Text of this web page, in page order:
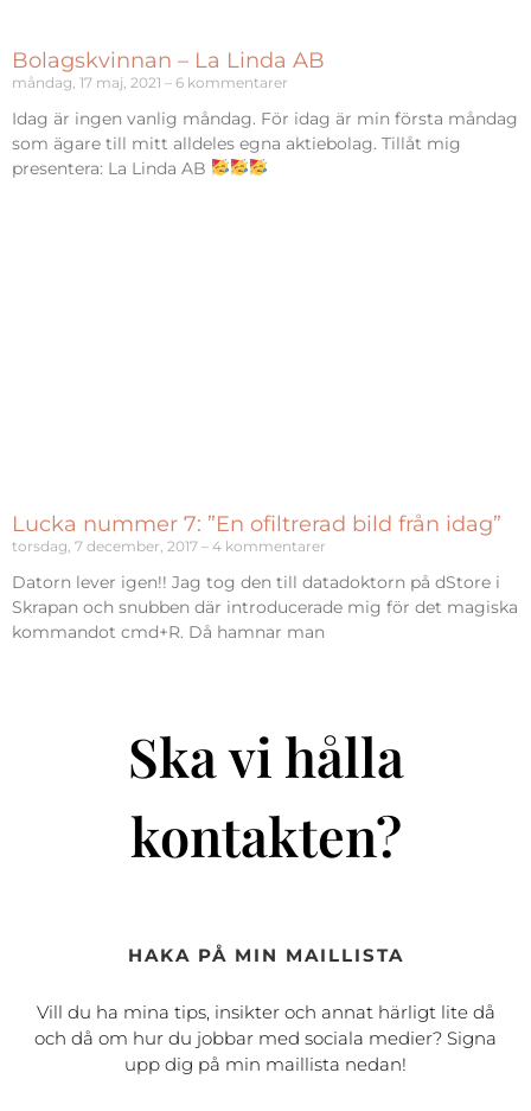
Bolagskvinnan – La Linda AB
måndag, 17 maj, 2021 6 kommentarer
Idag är ingen vanlig måndag. För idag är min första måndag
som ägare till mitt alldeles egna aktiebolag. Tillåt mig
presentera: La Linda AB
Lucka nummer 7: ”En ofiltrerad bild från idag”
torsdag, 7 december, 2017 4 kommentarer
Datorn lever igen!! Jag tog den till datadoktorn på dStore i
Skrapan och snubben där introducerade mig för det magiska
kommandot cmd+R. Då hamnar man
Ska vi hålla
kontakten?
HAKA PÅ MIN MAILLISTA
Vill du ha mina tips, insikter och annat härligt lite då
och då om hur du jobbar med sociala medier? Signa
upp dig på min maillista nedan!